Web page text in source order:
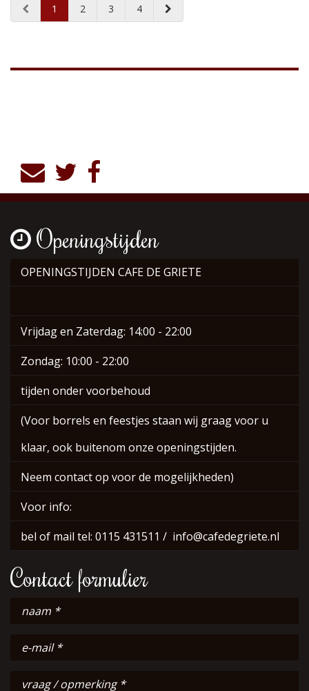
1 2 3 4
Openingstijden
OPENINGSTIJDEN CAFE DE GRIETE
Vrijdag en Zaterdag: 14:00 - 22:00
Zondag: 10:00 - 22:00
tijden onder voorbehoud
(Voor borrels en feestjes staan wij graag voor u
klaar, ook buitenom onze openingstijden.
Neem contact op voor de mogelijkheden)
Voor info:
bel of mail tel: 0115 431511 / info@cafedegriete.nl
Contact formulier